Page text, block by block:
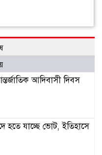
আদিবাসী দিবস
হতে যাচ্ছে ভোট, ইতিহাসে